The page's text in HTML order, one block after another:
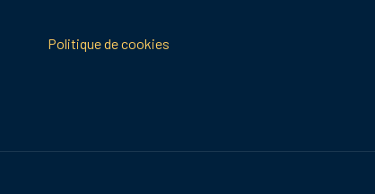
Politique de cookies